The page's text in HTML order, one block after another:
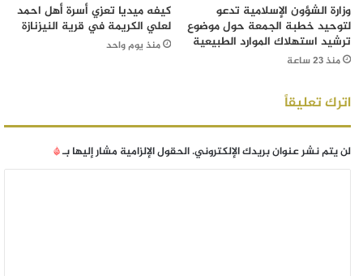
وزارة الشؤون الإسلامية تدعو
لتوحيد خطبة الجمعة حول موضوع
ترشيد استهلاك الموارد الطبيعية
منذ 23 ساعة
كيفه ميديا تعزي أسرة أهل احمد
لعلي الكريمة في قرية النيزنازة
منذ يوم واحد
اترك تعليقاً
لن يتم نشر عنوان بريدك الإلكتروني.الحقول الإلزامية مشار إليها بـ*